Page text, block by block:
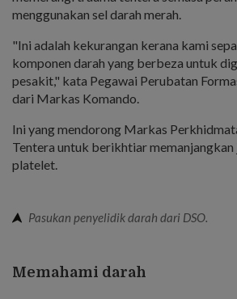
menggunakan sel darah merah.
"Ini adalah kekurangan kerana kami
komponen darah yang berbeza untuk
pesakit," kata Pegawai Perubatan
dari Markas Komando.
Ini yang mendorong Markas
Tentera untuk berikhtiar memanjangkan
platelet.
Pasukan penyelidik darah dari DSO.
Memahami darah